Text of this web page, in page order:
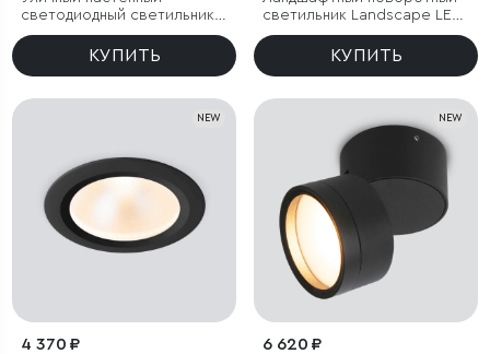
светодиодный светильник
Frame 3000K чёрный
КУПИТЬ
светильник Landscape LED
3000K черный IP54
КУПИТЬ
NEW
4 370 ₽
NEW
6 620 ₽